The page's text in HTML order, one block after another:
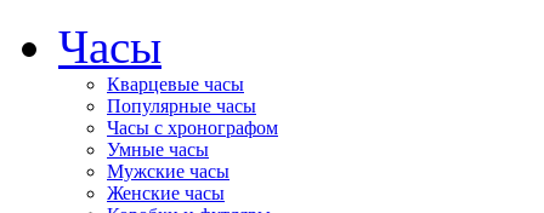
Часы
Кварцевые часы
Популярные часы
Часы с хронографом
Умные часы
Мужские часы
Женские часы